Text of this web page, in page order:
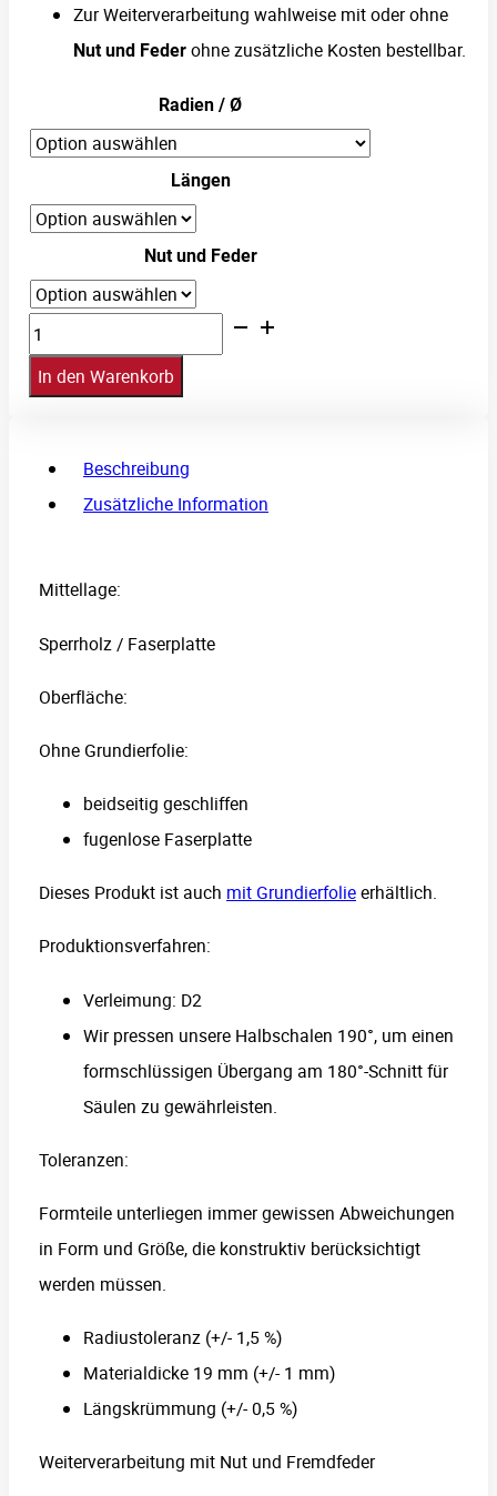
Zur Weiterverarbeitung wahlweise mit oder ohne
Nut und Feder ohne zusätzliche Kosten bestellbar.
Radien / Ø
Längen
Nut und Feder
Holzhalbschale
(ohne
Grundierfolie)
In den Warenkorb
Beschreibung
Zusätzliche Information
Mittellage:
Sperrholz / Faserplatte
Oberfläche:
Ohne Grundierfolie:
beidseitig geschliffen
fugenlose Faserplatte
Dieses Produkt ist auch mit Grundierfolieerhältlich.
Produktionsverfahren:
Verleimung: D2
Wir pressen unsere Halbschalen 190°, um einen
formschlüssigen Übergang am 180°-Schnitt für
Säulen zu gewährleisten.
Toleranzen:
Formteile unterliegen immer gewissen Abweichungen
in Form und Größe, die konstruktiv berücksichtigt
werden müssen.
Radiustoleranz (+/- 1,5 %)
Materialdicke 19 mm (+/- 1 mm)
Längskrümmung (+/- 0,5 %)
Weiterverarbeitung mit Nut und Fremdfeder